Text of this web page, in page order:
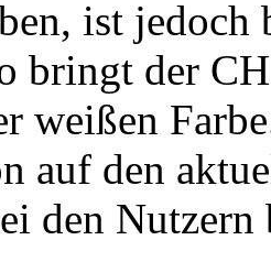
ist jedoch
bringt der
weißen
auf den
den Nutzern